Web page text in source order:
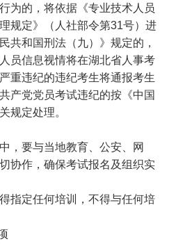
为的，将依据《专业技术人员
规定》（人社部令第31号）进
共和国刑法（九）》规定的，
员信息视情将在湖北省人事考
重违纪的违纪考生将通报考生
产党党员考试违纪的按《中国
规定处理。
要与当地教育、公安、网
协作，确保考试报名及组织实
定任何培训，不得与任何培